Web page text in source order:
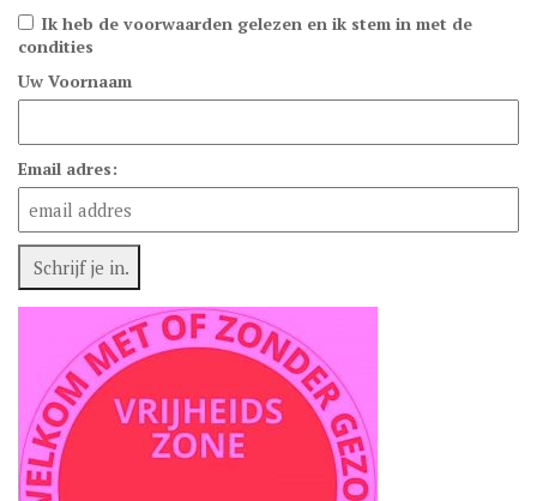
Ik heb de voorwaarden gelezen en ik stem in met de
condities
Uw Voornaam
Email adres: